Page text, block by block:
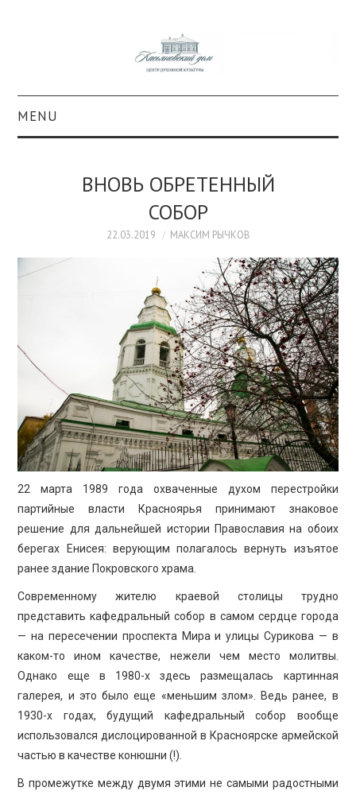
MENU
КОЛЛЕКЦИИ
КУЛЬТУРА
ПРОСВЕЩЕНИЕ
ВНОВЬ ОБРЕТЕННЫЙ
СОБОР
22.03.2019 МАКСИМ РЫЧКОВ
22 марта 1989 года охваченные духом перестройки
партийные власти Красноярья принимают знаковое
решение для дальнейшей истории Православия на обоих
берегах Енисея: верующим полагалось вернуть изъятое
ранее здание Покровского храма.
Современному жителю краевой столицы трудно
представить кафедральный собор в самом сердце города
— на пересечении проспекта Мира и улицы Сурикова — в
каком-то ином качестве, нежели чем место молитвы.
Однако еще в 1980-х здесь размещалась картинная
галерея, и это было еще «меньшим злом». Ведь ранее, в
1930-х годах, будущий кафедральный собор вообще
использовался дислоцированной в Красноярске армейской
частью в качестве конюшни (!).
В промежутке между двумя этими не самыми радостными